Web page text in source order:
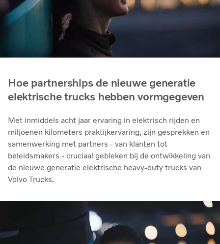
Hoe partnerships de nieuwe generatie
elektrische trucks hebben vormgegeven
Met inmiddels acht jaar ervaring in elektrisch rijden en
miljoenen kilometers praktijkervaring, zijn gesprekken en
samenwerking met partners - van klanten tot
beleidsmakers - cruciaal gebleken bij de ontwikkeling van
de nieuwe generatie elektrische heavy-duty trucks van
Volvo Trucks.